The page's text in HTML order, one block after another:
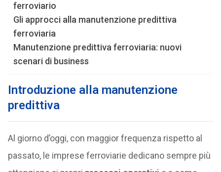
ferroviario
Gli approcci alla manutenzione predittiva
ferroviaria
Manutenzione predittiva ferroviaria: nuovi
scenari di business
Introduzione alla manutenzione
predittiva
Al giorno d’oggi, con maggior frequenza rispetto al
passato, le imprese ferroviarie dedicano sempre più